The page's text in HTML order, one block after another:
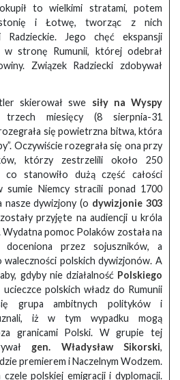
to wielkimi stratami, potem
i Łotwę, tworząc z nich
Radzieckie. Jego chęć ekspansji
w stronę Rumunii, której odebrał
Związek Radziecki zdobywał
skierował swe siły na Wyspy
miesięcy (8 sierpnia-31
się powietrzna bitwa, która
Oczywiście rozegrała się ona przy
którzy zestrzelili około 250
co stanowiło dużą część całości
sumie Niemcy stracili ponad 1700
nasze dywizjony (o dywizjonie 303
przyjęte na audiencji u króla
Wydatna pomoc Polaków została na
doceniona przez sojuszników, a
waleczności polskich dywizjonów. A
gdyby nie działalność Polskiego
polskich władz do Rumunii
grupa ambitnych polityków i
iż w tym wypadku mogą
granicami Polski. W grupie tej
gen. Władysław Sikorski,
premierem i Naczelnym Wodzem.
czele polskiej emigracji i dyplomacji.